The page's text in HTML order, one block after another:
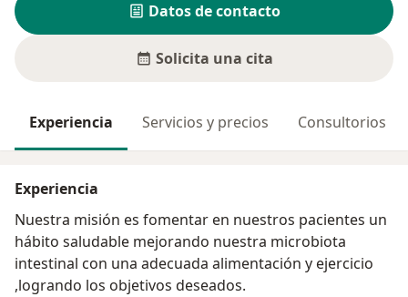
Datos de contacto
Solicita una cita
Experiencia Servicios y precios Consultorios
Experiencia
Nuestra misión es fomentar en nuestros pacientes un
hábito saludable mejorando nuestra microbiota
intestinal con una adecuada alimentación y ejercicio
,logrando los objetivos deseados.